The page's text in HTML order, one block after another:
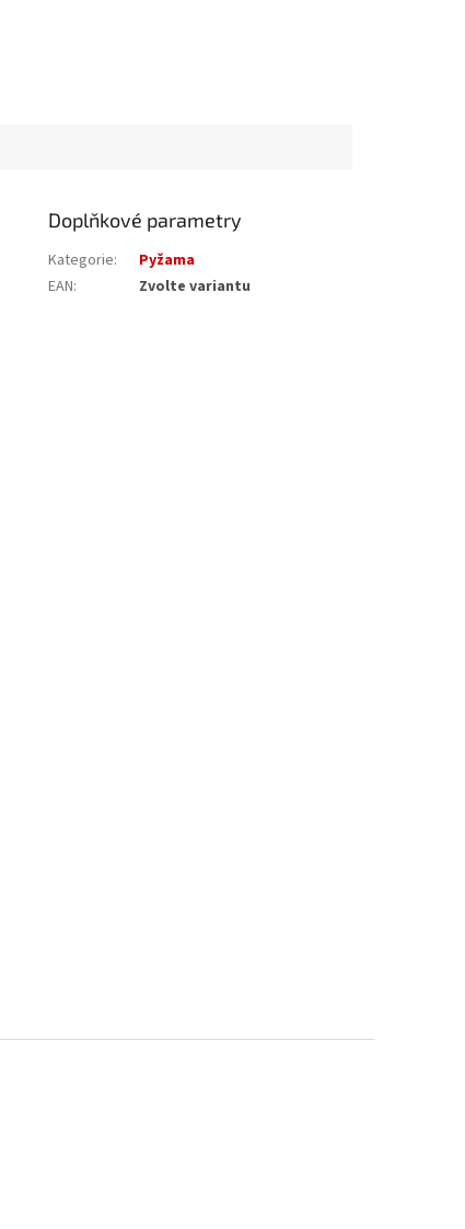
Doplňkové parametry
Kategorie:
Pyžama
EAN: Zvolte variantu